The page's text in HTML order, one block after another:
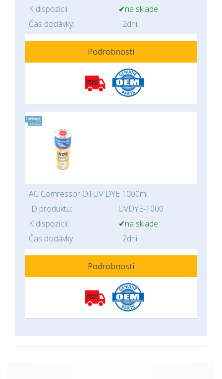
K dispozícii:
✔na sklade
Čas dodávky:
2dni
Podrobnosti
AC Comressor Oil UV DYE 1000ml
ID produktu:
UVDYE-1000
K dispozícii:
✔na sklade
Čas dodávky:
2dni
Podrobnosti